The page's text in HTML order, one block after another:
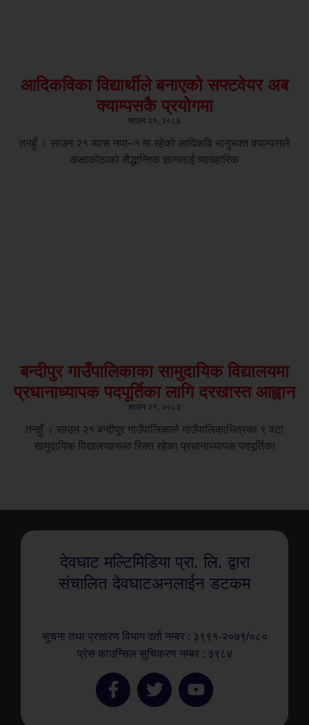
आदिकविका विद्यार्थीले बनाएको सफ्टवेयर अब
क्याम्पसकै प्रयोगमा
साउन २१, २०८३
तनहुँ । साउन २१ व्यास नपा–१ मा रहेको आदिकवि भानुभक्त क्याम्पसले
कक्षाकोठाको सैद्धान्तिक ज्ञानलाई व्यावहारिक
बन्दीपुर गाउँपालिकाका सामुदायिक विद्यालयमा
प्रधानाध्यापक पदपूर्तिका लागि दरखास्त आह्वान
साउन २१, २०८३
तनहुँ । साउन २१ बन्दीपुर गाउँपालिकाले गाउँपालिकाभित्रका ९ वटा
सामुदायिक विद्यालयहरूमा रिक्त रहेका प्रधानाध्यापक पदपूर्तिका
देवघाट मल्टिमिडिया प्रा. लि. द्वारा
संचालित देवघाटअनलाईन डटकम
सुचना तथा प्रशारण विभाग दर्ता नम्बर : ३९९१-२०७९/०८०
प्रेस काउन्सिल सुचिकरण नम्बर : ३९८४